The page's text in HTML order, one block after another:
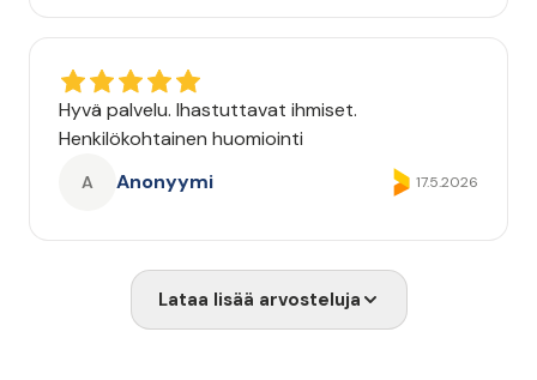
Hyvä palvelu. Ihastuttavat ihmiset.
Henkilökohtainen huomiointi
A Anonyymi 17.5.2026
Lataa lisää arvosteluja